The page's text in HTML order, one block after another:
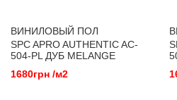
ВИНИЛОВЫЙ ПОЛ
SPC APRO AUTHENTIC AC-
504-PL ДУБ MELANGE
1680грн /м2